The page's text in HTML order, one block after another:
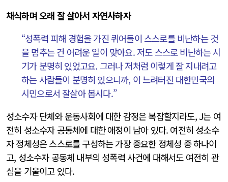
채식하며 오래 잘 살아서 자연사하자
“성폭력 피해 경험을 가진 퀴어들이 스스로를 비난하는 것
을 멈추는 건 어려운 일이 맞아요. 저도 스스로 비난하는 시
기가 분명히 있었고요. 그러나 저처럼 이렇게 잘 지내려고
하는 사람들이 분명히 있으니까, 이 느려터진 대한민국의
시민으로서 잘살아 봅시다.”
성소수자 단체와 운동사회에 대한 감정은 복잡할지라도, J는 여
전히 성소수자 공동체에 대한 애정이 남아 있다. 여전히 성소수
자 정체성은 스스로를 구성하는 가장 중요한 정체성 중 하나이
고, 성소수자 공동체 내부의 성폭력 사건에 대해서도 여전히 관
심을 기울이고 있다.